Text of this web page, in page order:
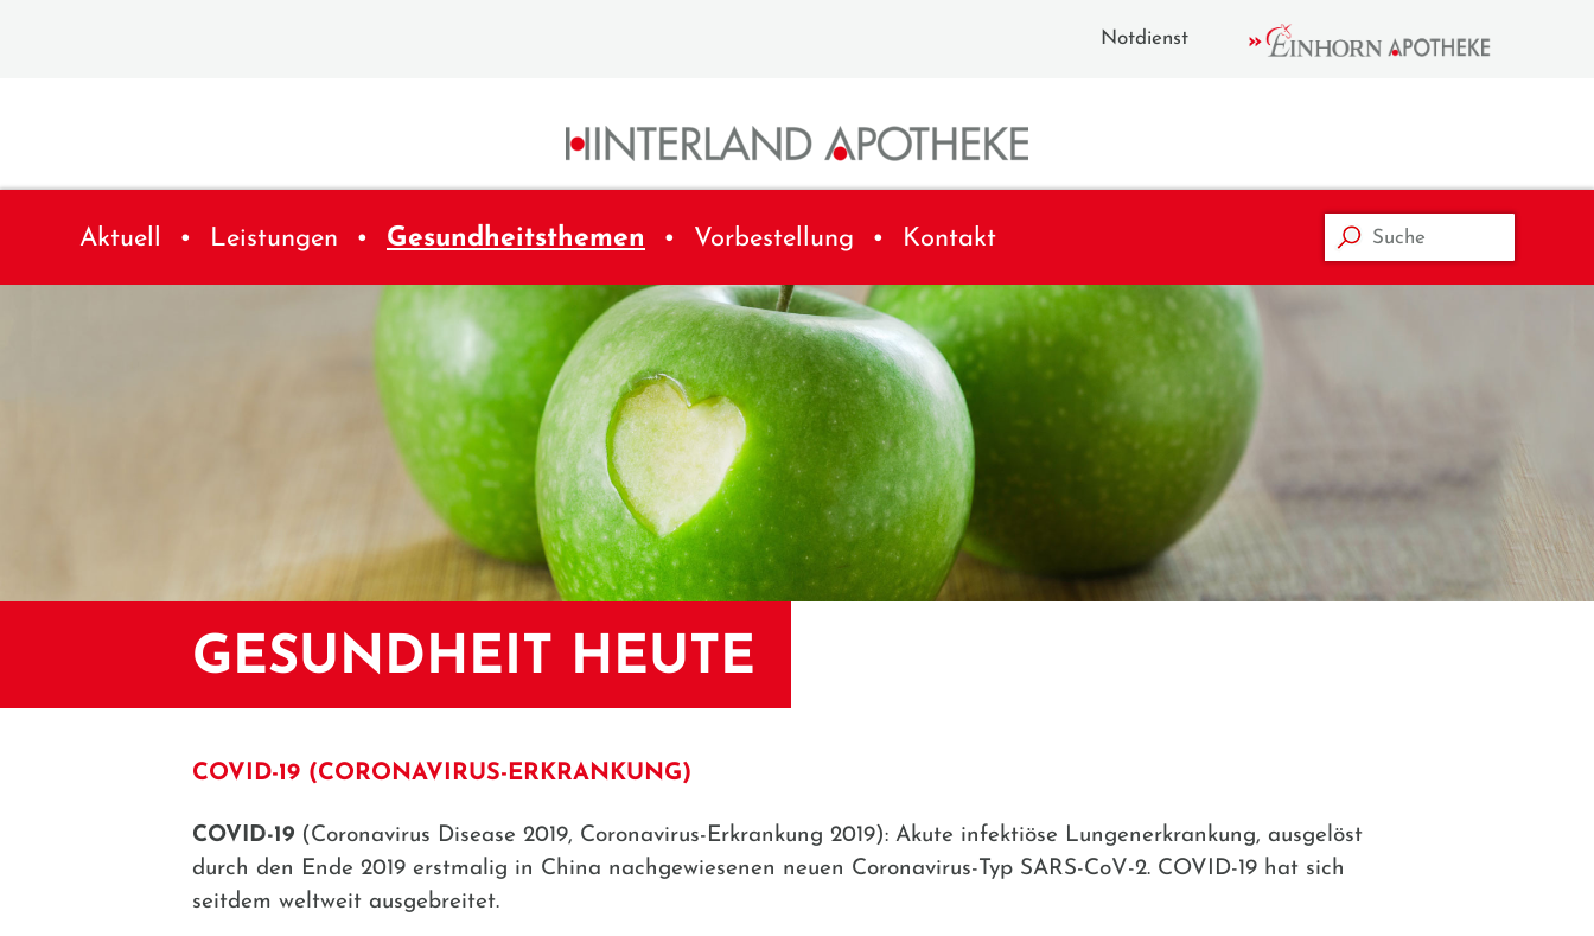
Notdienst
Aktuell Leistungen Gesundheitsthemen Vorbestellung Kontakt
GESUNDHEIT HEUTE
COVID-19 (CORONAVIRUS-ERKRANKUNG)
COVID-19 (Coronavirus Disease 2019, Coronavirus-Erkrankung 2019): Akute infektiöse Lungenerkrankung, ausgelöst
durch den Ende 2019 erstmalig in China nachgewiesenen neuen Coronavirus-Typ SARS-CoV-2. COVID-19 hat sich
seitdem weltweit ausgebreitet.